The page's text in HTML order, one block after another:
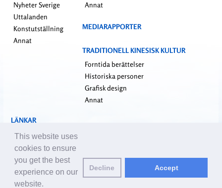
Nyheter Sverige
Uttalanden
Konstutställning
Annat
Annat
MEDIARAPPORTER
TRADITIONELL KINESISK KULTUR
Forntida berättelser
Historiska personer
Grafisk design
Annat
LÄNKAR
falundafa.org
faluninfo.net
minghui.org
pureinsight.org
This website uses
cookies to ensure
you get the best
experience on our
website.
Decline Accept